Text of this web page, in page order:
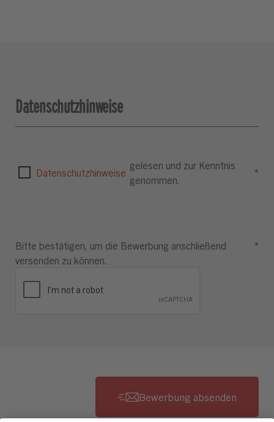
Datenschutzhinweise
Datenschutzhinweise
gelesen und zur Kenntnis
genommen.
*
Bitte bestätigen, um die Bewerbung anschließend
versenden zu können.
*